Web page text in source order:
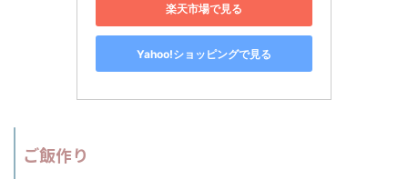
楽天市場で見る
Yahoo!ショッピングで見る
ご飯作り